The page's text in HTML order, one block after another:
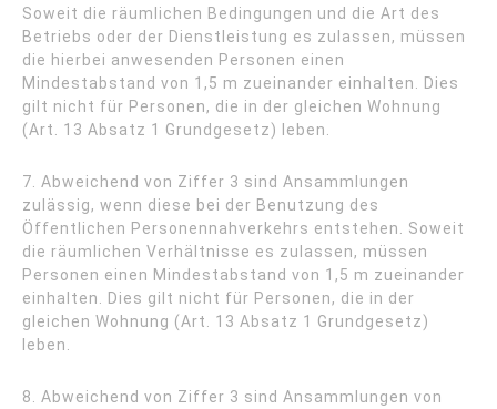
Soweit die räumlichen Bedingungen und die Art des
Betriebs oder der Dienstleistung es zulassen, müssen
die hierbei anwesenden Personen einen
Mindestabstand von 1,5 m zueinander einhalten. Dies
gilt nicht für Personen, die in der gleichen Wohnung
(Art. 13 Absatz 1 Grundgesetz) leben.
7. Abweichend von Ziffer 3 sind Ansammlungen
zulässig, wenn diese bei der Benutzung des
Öffentlichen Personennahverkehrs entstehen. Soweit
die räumlichen Verhältnisse es zulassen, müssen
Personen einen Mindestabstand von 1,5 m zueinander
einhalten. Dies gilt nicht für Personen, die in der
gleichen Wohnung (Art. 13 Absatz 1 Grundgesetz)
leben.
8. Abweichend von Ziffer 3 sind Ansammlungen von